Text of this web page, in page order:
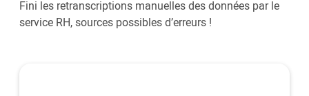
Fini les retranscriptions manuelles des données par le
service RH, sources possibles d’erreurs !